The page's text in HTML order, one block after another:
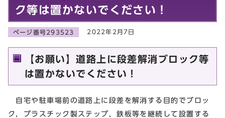
ク等は置かないでください！
ページ番号293523 2022年2月7日
【お願い】道路上に段差解消ブロック等
は置かないでください！
自宅や駐車場前の道路上に段差を解消する目的でブロッ
ク，プラスチック製ステップ，鉄板等を継続して設置する